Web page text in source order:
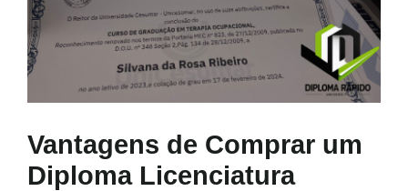
Vantagens de Comprar um
Diploma Licenciatura